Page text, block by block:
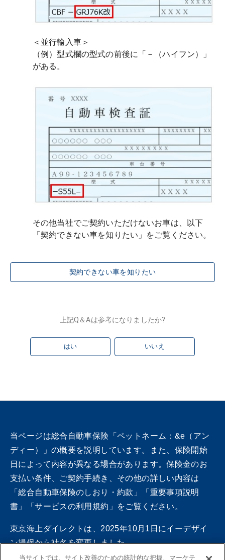
＜並行輸入車＞
（例）型式欄の型式の前後に「－（ハイフン）」
がある。
その他当社でご契約いただけないお車は、以下
「契約できない車を知りたい」をご覧ください。
契約できない車を知りたい
上記Q＆Aは参考になりましたか?
はい いいえ
当ページは総合自動車保険「ペットネーム：&e（アン
ディー）」の概要を説明しています。また、保険開始
日によって内容が異なる場合があります。保険金のお
支払い条件、ご契約手続き、その他の詳しい内容は
「総合自動車保険のしおり・約款」「重要事項説明
書」「サービスの利用規約」をご覧ください。
東京海上ダイレクトは、2025年10月1日にイーデザイ
ン損保から社名を変更しました。
一部旧社名の記載が残っている場合がありますので、
当サイトでは、サイト改善のための統計的な把握、マーケテ